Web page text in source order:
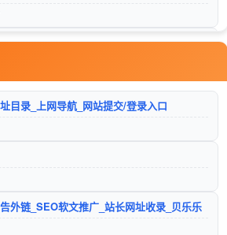
建筑工程施工项目管理软件系统
首页
24小时秒收录网址导航 - 24小时链,网址推广,网址收录,网址推广,网址登陆,外链,友情链接网
目录_上网导航_网站提交/登录入口
外链_SEO软文推广_站长网址收录_贝乐乐